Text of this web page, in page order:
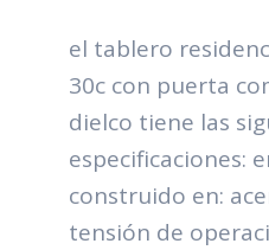
el tablero
30c con puerta
dielco tiene las
especificaciones:
construido en:
tensión de